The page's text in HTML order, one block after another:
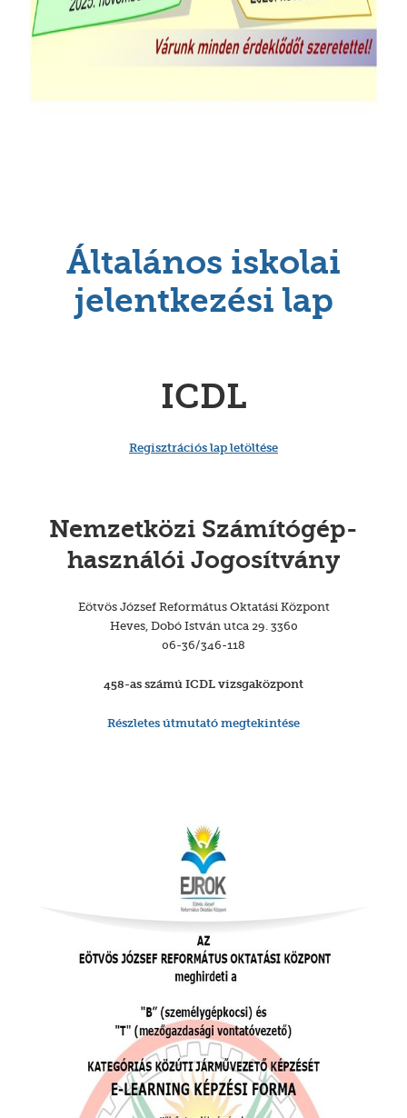
Általános iskolai
jelentkezési lap
ICDL
Regisztrációs lap letöltése
Nemzetközi Számítógép-
használói Jogosítvány
Eötvös József Református Oktatási Központ
Heves, Dobó István utca 29. 3360
06-36/346-118
458-as számú ICDL vizsgaközpont
Részletes útmutató megtekintése